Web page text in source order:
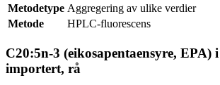
Metodetype Aggregering av ulike verdier
Metode
HPLC-fluorescens
C20:5n-3 (eikosapentaensyre, EPA)
importert, rå